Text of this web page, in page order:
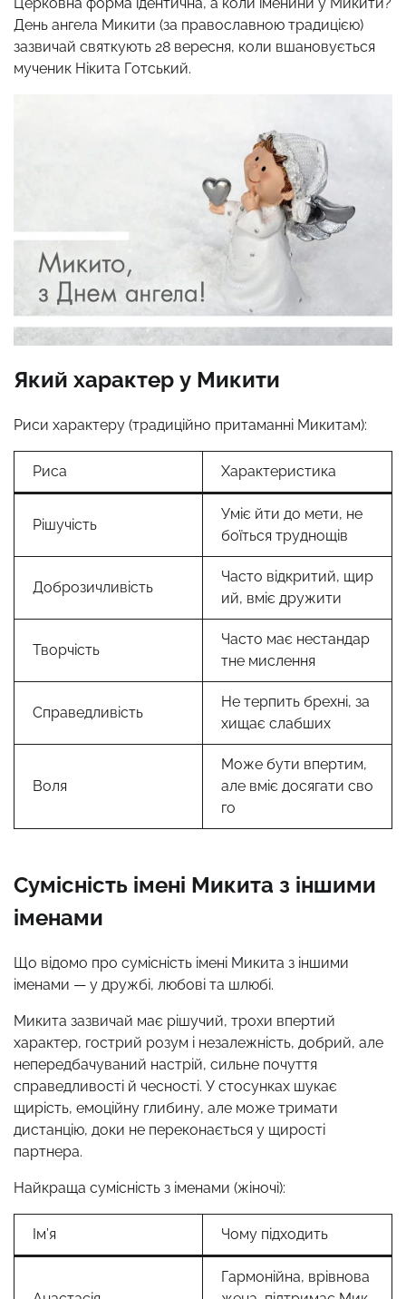
Церковна форма ідентична, а коли іменини у Микити?
День ангела Микити (за православною традицією)
зазвичай святкують 28 вересня, коли вшановується
мученик Нікита Готський.
Який характер у Микити
Риси характеру (традиційно притаманні Микитам):
Риса Характеристика
Рішучість
Уміє йти до мети, не
боїться труднощів
Доброзичливість
Часто відкритий, щир
ий, вміє дружити
Творчість
Часто має нестандар
тне мислення
Справедливість
Не терпить брехні, за
хищає слабших
Воля
Може бути впертим,
але вміє досягати сво
го
Сумісність імені Микита з іншими
іменами
Що відомо про сумісність імені Микита з іншими
іменами — у дружбі, любові та шлюбі.
Микита зазвичай має рішучий, трохи впертий
характер, гострий розум і незалежність, добрий, але
непередбачуваний настрій, сильне почуття
справедливості й чесності. У стосунках шукає
щирість, емоційну глибину, але може тримати
дистанцію, доки не переконається у щирості
партнера.
Найкраща сумісність з іменами (жіночі):
Ім’я Чому підходить
Гармонійна, врівнова